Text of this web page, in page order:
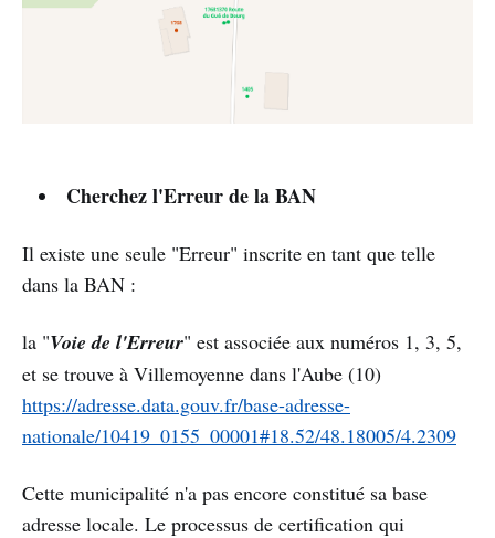
Cherchez l'Erreur de la BAN
Il existe une seule "Erreur" inscrite en tant que telle
dans la BAN :
la "Voie de l'Erreur" est associée aux numéros 1, 3, 5,
et se trouve à Villemoyenne dans l'Aube (10)
https://adresse.data.gouv.fr/base-adresse-
nationale/10419_0155_00001#18.52/48.18005/4.2309
Cette municipalité n'a pas encore constitué sa base
adresse locale. Le processus de certification qui